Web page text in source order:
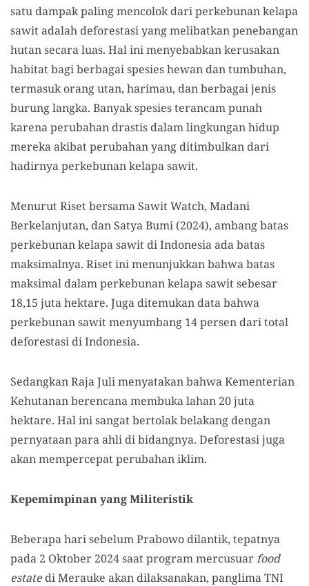
satu dampak paling mencolok dari perkebunan kelapa
sawit adalah deforestasi yang melibatkan penebangan
hutan secara luas. Hal ini menyebabkan kerusakan
habitat bagi berbagai spesies hewan dan tumbuhan,
termasuk orang utan, harimau, dan berbagai jenis
burung langka. Banyak spesies terancam punah
karena perubahan drastis dalam lingkungan hidup
mereka akibat perubahan yang ditimbulkan dari
hadirnya perkebunan kelapa sawit.
Menurut Riset bersama Sawit Watch, Madani
Berkelanjutan, dan Satya Bumi (2024), ambang batas
perkebunan kelapa sawit di Indonesia ada batas
maksimalnya. Riset ini menunjukkan bahwa batas
maksimal dalam perkebunan kelapa sawit sebesar
18,15 juta hektare. Juga ditemukan data bahwa
perkebunan sawit menyumbang 14 persen dari total
deforestasi di Indonesia.
Sedangkan Raja Juli menyatakan bahwa Kementerian
Kehutanan berencana membuka lahan 20 juta
hektare. Hal ini sangat bertolak belakang dengan
pernyataan para ahli di bidangnya. Deforestasi juga
akan mempercepat perubahan iklim.
Kepemimpinan yang Militeristik
Beberapa hari sebelum Prabowo dilantik, tepatnya
pada 2 Oktober 2024 saat program mercusuarfood
estatedi Merauke akan dilaksanakan, panglima TNI